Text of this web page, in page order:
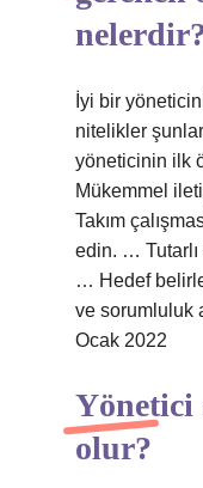
İyi bir
nitelikler
yöneticinin ilk
Mükemmel
Takım
edin. … Tutarlı
… Hedef
ve sorumluluk
Ocak 2022
Yönetici
olur?